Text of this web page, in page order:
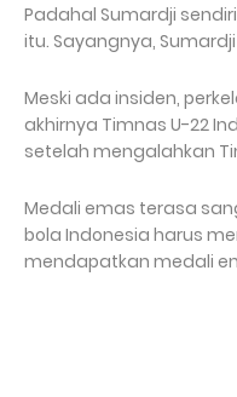
Padahal Sumardji
itu. Sayangnya,
Meski ada insiden,
akhirnya Timnas U-22
setelah mengalahkan
Medali emas terasa
bola Indonesia harus
mendapatkan medali